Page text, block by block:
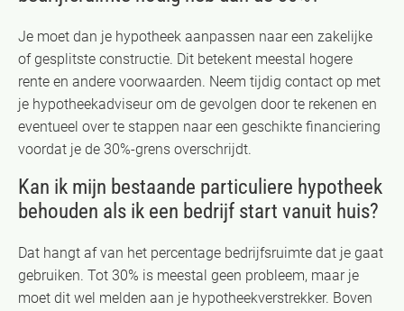
Je moet dan je hypotheek aanpassen naar een zakelijke
of gesplitste constructie. Dit betekent meestal hogere
rente en andere voorwaarden. Neem tijdig contact op met
je hypotheekadviseur om de gevolgen door te rekenen en
eventueel over te stappen naar een geschikte financiering
voordat je de 30%-grens overschrijdt.
Kan ik mijn bestaande particuliere hypotheek
behouden als ik een bedrijf start vanuit huis?
Dat hangt af van het percentage bedrijfsruimte dat je gaat
gebruiken. Tot 30% is meestal geen probleem, maar je
moet dit wel melden aan je hypotheekverstrekker. Boven